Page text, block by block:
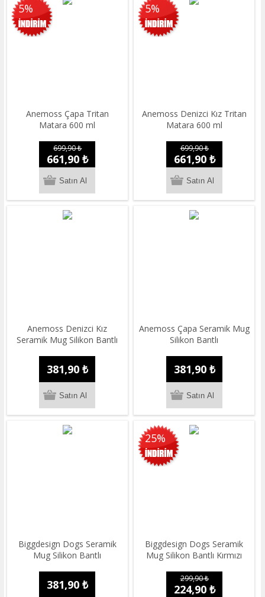
5%
Anemoss Çapa Tritan
Matara 600 ml
699,90 ₺
661,90 ₺
5%
Anemoss Denizci Kız Tritan
Matara 600 ml
699,90 ₺
661,90 ₺
Anemoss Denizci Kız
Seramik Mug Silikon Bantlı
381,90 ₺
Anemoss Çapa Seramik Mug
Silikon Bantlı
381,90 ₺
Biggdesign Dogs Seramik
Mug Silikon Bantlı
381,90 ₺
25%
Biggdesign Dogs Seramik
Mug Silikon Bantlı Kırmızı
299,90 ₺
224,90 ₺